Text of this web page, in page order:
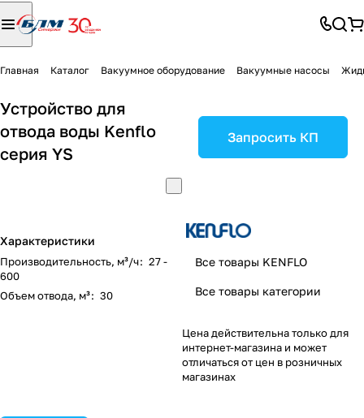
Главная Каталог Вакуумное оборудование Вакуумные насосы
Устройство для
отвода воды Kenflo
серия YS
Характеристики
Производительность, м³/ч: 27 -
600
Объем отвода, м³: 30
Запросить КП
Все товары KENFLO
Все товары категории
Цена действительна только для
интернет-магазина и может
отличаться от цен в розничных
магазинах